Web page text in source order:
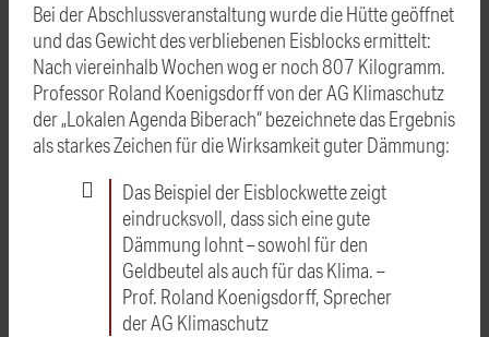
Bei der Abschlussveranstaltung wurde die Hütte geöffnet
und das Gewicht des verbliebenen Eisblocks ermittelt:
Nach viereinhalb Wochen wog er noch 807 Kilogramm.
Professor Roland Koenigsdorff von der AG Klimaschutz
der „Lokalen Agenda Biberach“ bezeichnete das Ergebnis
als starkes Zeichen für die Wirksamkeit guter Dämmung:
Das Beispiel der Eisblockwette zeigt
eindrucksvoll, dass sich eine gute
Dämmung lohnt – sowohl für den
Geldbeutel als auch für das Klima. –
Prof. Roland Koenigsdorff, Sprecher
der AG Klimaschutz